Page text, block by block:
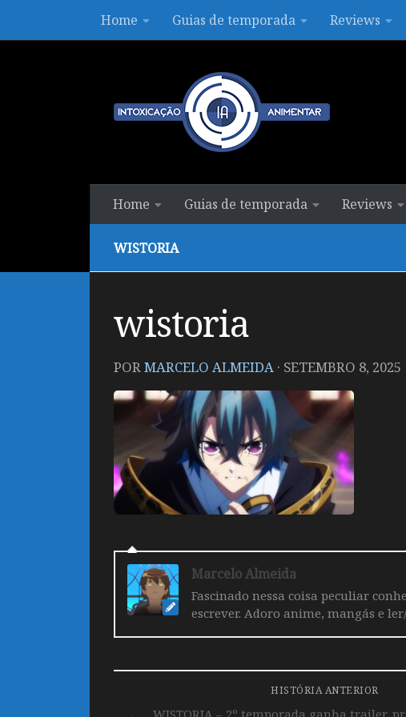
Skip to contentHome Guias de temporada Reviews
Home Guias de temporada Reviews
WISTORIA
wistoria
PORMARCELO ALMEIDA · SETEMBRO 8, 2025
Marcelo Almeida
Fascinado nessa coisa peculiar
escrever. Adoro anime, mangás e
HISTÓRIA ANTERIOR
WISTORIA – 2º temporada ganha trailer,